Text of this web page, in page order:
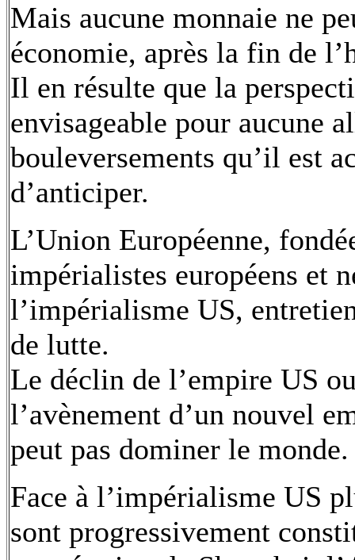
Mais aucune monnaie ne
économie, après la fin de
Il en résulte que la
envisageable pour aucune
bouleversements qu’il est
d’anticiper.
L’Union Européenne,
impérialistes européens et
l’impérialisme US,
de lutte.
Le déclin de l’empire US
l’avènement d’un nouvel
peut pas dominer le monde.
Face à l’impérialisme US
sont progressivement